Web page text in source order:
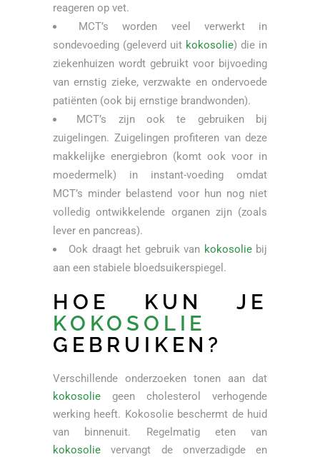
reageren op vet.
MCT’s worden veel verwerkt in
sondevoeding (geleverd uit kokosolie) die in
ziekenhuizen wordt gebruikt voor bijvoeding
van ernstig zieke, verzwakte en ondervoede
patiënten (ook bij ernstige brandwonden).
MCT’s zijn ook te gebruiken bij
zuigelingen. Zuigelingen profiteren van deze
makkelijke energiebron (komt ook voor in
moedermelk) in instant-voeding omdat
MCT’s minder belastend voor hun nog niet
volledig ontwikkelende organen zijn (zoals
lever en pancreas).
Ook draagt het gebruik van kokosoliebij
aan een stabiele bloedsuikerspiegel.
HOE KUN JE
KOKOSOLIE
GEBRUIKEN?
Verschillende onderzoeken tonen aan dat
kokosolie geen cholesterol verhogende
werking heeft. Kokosolie beschermt de huid
van binnenuit. Regelmatig eten van
kokosolie vervangt de onverzadigde en